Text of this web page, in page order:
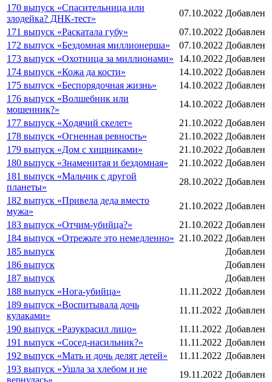
170 выпуск «Спасительница или
злодейка? ДНК-тест»
07.10.2022 Добавлен
171 выпуск «Раскатала губу»
07.10.2022 Добавлен
172 выпуск «Бездомная миллионерша»
07.10.2022 Добавлен
173 выпуск «Охотница за миллионами»
14.10.2022 Добавлен
174 выпуск «Кожа да кости»
14.10.2022 Добавлен
175 выпуск «Беспорядочная жизнь»
14.10.2022 Добавлен
176 выпуск «Волшебник или
мошенник?»
14.10.2022 Добавлен
177 выпуск «Ходячий скелет»
21.10.2022 Добавлен
178 выпуск «Огненная ревность»
21.10.2022 Добавлен
179 выпуск «Дом с хищниками»
21.10.2022 Добавлен
180 выпуск «Знаменитая и бездомная»
21.10.2022 Добавлен
181 выпуск «Мальчик с другой
планеты»
28.10.2022 Добавлен
182 выпуск «Привела деда вместо
мужа»
21.10.2022 Добавлен
183 выпуск «Отчим-убийца?»
21.10.2022 Добавлен
184 выпуск «Отрежьте это немедленно» 21.10.2022 Добавлен
185 выпуск
Добавлен
186 выпуск
Добавлен
187 выпуск
Добавлен
188 выпуск «Нога-убийца»
11.11.2022 Добавлен
189 выпуск «Воспитывала дочь
кулаками»
11.11.2022 Добавлен
190 выпуск «Разукрасил лицо»
11.11.2022 Добавлен
191 выпуск «Сосед-насильник?»
11.11.2022 Добавлен
192 выпуск «Мать и дочь делят детей»
11.11.2022 Добавлен
193 выпуск «Ушла за хлебом и не
вернулась»
19.11.2022 Добавлен